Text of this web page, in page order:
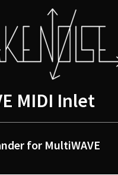
MIDI Inlet
for MultiWAVE